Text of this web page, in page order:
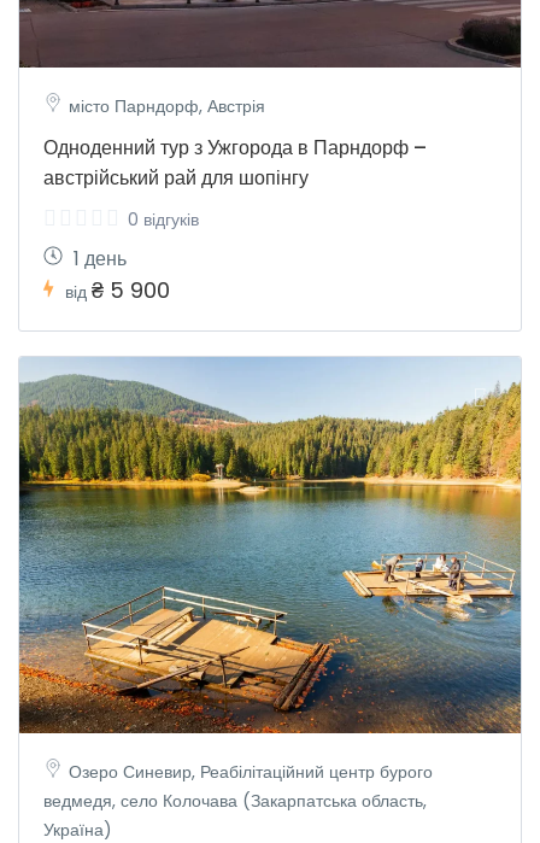
місто Парндорф, Австрія
Одноденний тур з Ужгорода в Парндорф –
австрійський рай для шопінгу
0 відгуків
1 день
від ₴ 5 900
Озеро Синевир, Реабілітаційний центр бурого
ведмедя, село Колочава (Закарпатська область,
Україна)